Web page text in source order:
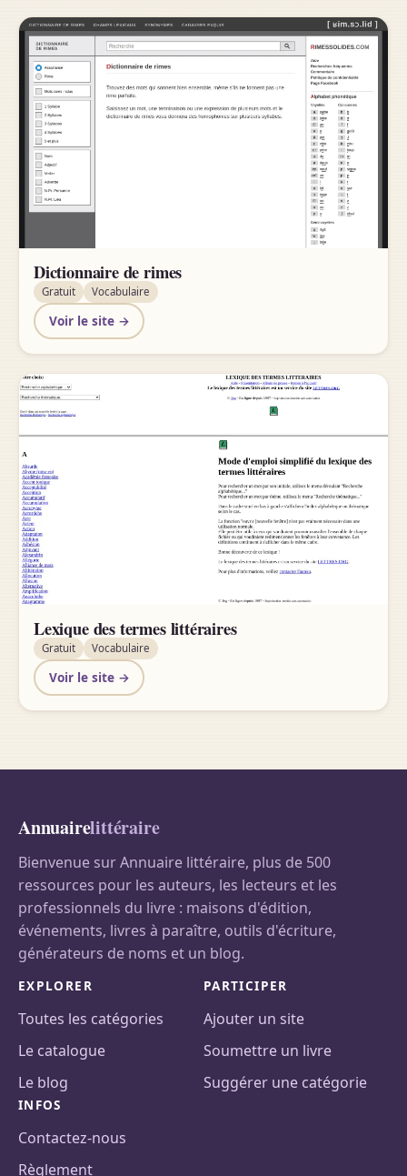
Dictionnaire de rimes
Gratuit Vocabulaire
Voir le site →
Lexique des termes littéraires
Gratuit Vocabulaire
Voir le site →
Annuairelittéraire
Bienvenue sur Annuaire littéraire, plus de 500
ressources pour les auteurs, les lecteurs et les
professionnels du livre : maisons d'édition,
événements, livres à paraître, outils d'écriture,
générateurs de noms et un blog.
EXPLORER
Toutes les catégories
Le catalogue
Le blog
PARTICIPER
Ajouter un site
Soumettre un livre
Suggérer une catégorie
INFOS
Contactez-nous
Règlement